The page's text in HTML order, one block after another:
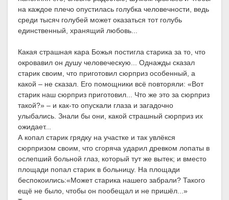
на каждое плечо опустилась голубка человечности, ведь
среди тысяч голубей может оказаться тот голубь
единственный, хранящий любовь...
Какая страшная кара Божья постигла старика за то, что
окровавил он душу человеческую... Однажды сказал
старик своим, что приготовил сюрприз особенный, а
какой – не сказал. Его помощники всё повторяли: «Вот
старик наш сюрприз приготовил... Что же это за сюрприз
такой?» – и как-то опускали глаза и загадочно
улыбались. Знали бы они, какой страшный сюрприз их
ожидает...
А копал старик грядку на участке и так увлёкся
сюрпризом своим, что сгоряча ударил древком лопаты в
ослепший больной глаз, который тут же вытек; и вместо
площади попал старик в больницу. На площади
беспокоились:«Может старика нашего забрали? Такого
ещё не было, чтобы он пообещал и не пришёл...»